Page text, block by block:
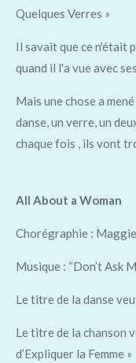
Quelques Verres »
Il savait que ce n'était
quand il l'a vue avec
Mais une chose a
danse, un verre, un
chaque fois , ils vont
All About a Woman
Chorégraphie :
Musique : “Don’t Ask
Le titre de la danse
Le titre de la chanson
d’Expliquer la Femme »